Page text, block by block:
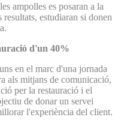
ampolles es posaran a la
estudiaran si donen
d'un 40%
en el marc d'una jornada
als mitjans de comunicació,
per la restauració i el
de donar un servei
l'experiència del client.